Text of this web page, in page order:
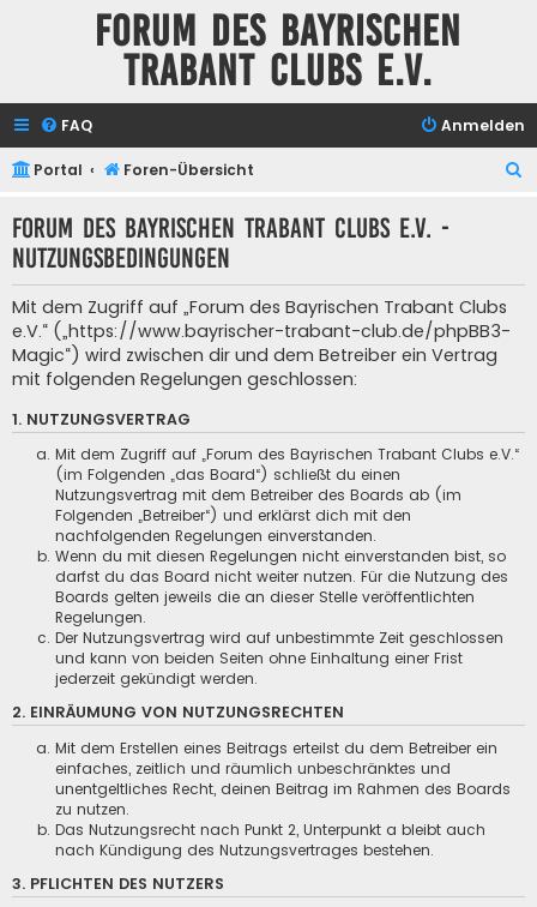
Forum des Bayrischen
Trabant Clubs e.V.
FAQ Anmelden
Portal Foren-Übersicht
Forum des Bayrischen Trabant Clubs e.V. -
Nutzungsbedingungen
Mit dem Zugriff auf „Forum des Bayrischen Trabant Clubs
e.V.“ („https://www.bayrischer-trabant-club.de/phpBB3-
Magic“) wird zwischen dir und dem Betreiber ein Vertrag
mit folgenden Regelungen geschlossen:
1. NUTZUNGSVERTRAG
Mit dem Zugriff auf „Forum des Bayrischen Trabant Clubs e.V.“
(im Folgenden „das Board“) schließt du einen
Nutzungsvertrag mit dem Betreiber des Boards ab (im
Folgenden „Betreiber“) und erklärst dich mit den
nachfolgenden Regelungen einverstanden.
Wenn du mit diesen Regelungen nicht einverstanden bist, so
darfst du das Board nicht weiter nutzen. Für die Nutzung des
Boards gelten jeweils die an dieser Stelle veröffentlichten
Regelungen.
Der Nutzungsvertrag wird auf unbestimmte Zeit geschlossen
und kann von beiden Seiten ohne Einhaltung einer Frist
jederzeit gekündigt werden.
2. EINRÄUMUNG VON NUTZUNGSRECHTEN
Mit dem Erstellen eines Beitrags erteilst du dem Betreiber ein
einfaches, zeitlich und räumlich unbeschränktes und
unentgeltliches Recht, deinen Beitrag im Rahmen des Boards
zu nutzen.
Das Nutzungsrecht nach Punkt 2, Unterpunkt a bleibt auch
nach Kündigung des Nutzungsvertrages bestehen.
3. PFLICHTEN DES NUTZERS